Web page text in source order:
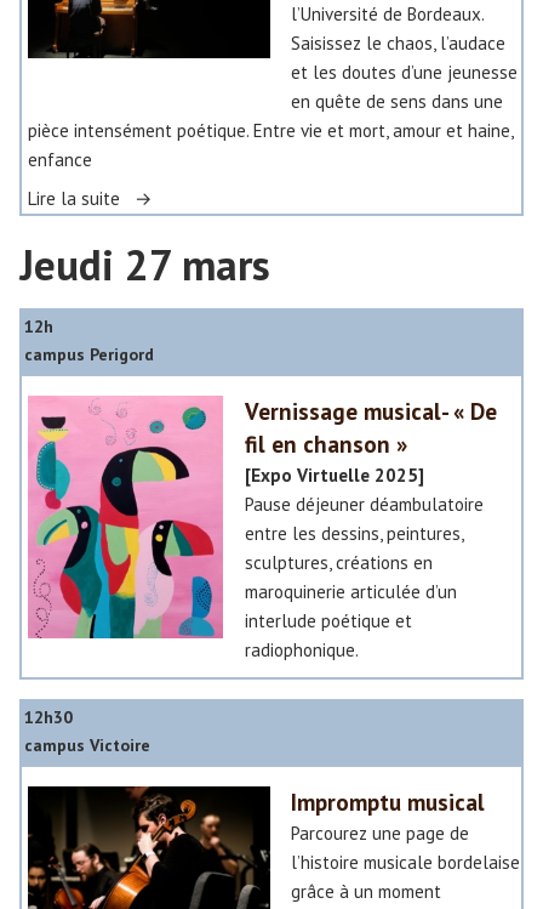
r
e
:
«
y
s
!
»
»
l’Université de Bordeaux.
Saisissez le chaos, l’audace
et les doutes d’une jeunesse
en quête de sens dans une
pièce intensément poétique. Entre vie et mort, amour et haine,
enfance
Lire la suite
T
h
é
t
r
e
:
«
O
n
n
’
,
n
m
e
u
Jeudi 27 mars
12h
campus Perigord
Vernissage musical- « De
fil en chanson »
[Expo Virtuelle 2025]
Pause déjeuner déambulatoire
entre les dessins, peintures,
sculptures, créations en
maroquinerie articulée d’un
interlude poétique et
radiophonique.
12h30
campus Victoire
Impromptu musical
Parcourez une page de
l’histoire musicale bordelaise
grâce à un moment